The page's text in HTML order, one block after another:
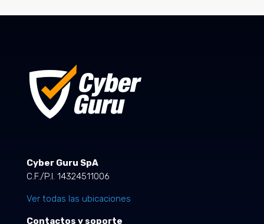
Cyber Guru SpA
C.F./P.I. 14324511006
Ver todas las ubicaciones
Contactos y soporte